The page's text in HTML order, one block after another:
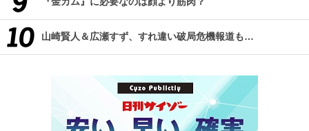
山崎賢人＆広瀬すず、すれ違い破局危機報道も…